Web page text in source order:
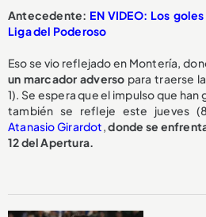
Antecedente: EN VIDEO: Los
Liga del Poderoso
Eso se vio reflejado en Montería,
un marcador adverso para traerse
1). Se espera que el impulso que
también se refleje este jueves
Atanasio Girardot,donde se
12 del Apertura.